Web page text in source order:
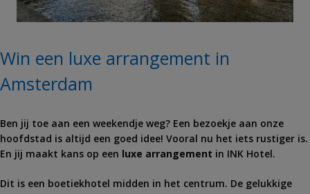
Win een luxe arrangement in
Amsterdam
Ben jij toe aan een weekendje weg? Een bezoekje aan onze
hoofdstad is altijd een goed idee! Vooral nu het iets rustiger is.
En jij maakt kans op een luxe arrangement in INK Hotel.
Dit is een boetiekhotel midden in het centrum. De gelukkige